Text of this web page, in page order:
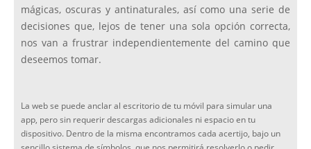
mágicas, oscuras y antinaturales, así como una serie de
decisiones que, lejos de tener una sola opción correcta,
nos van a frustrar independientemente del camino que
deseemos tomar.
La web se puede anclar al escritorio de tu móvil para simular una
app, pero sin requerir descargas adicionales ni espacio en tu
dispositivo. Dentro de la misma encontramos cada acertijo, bajo un